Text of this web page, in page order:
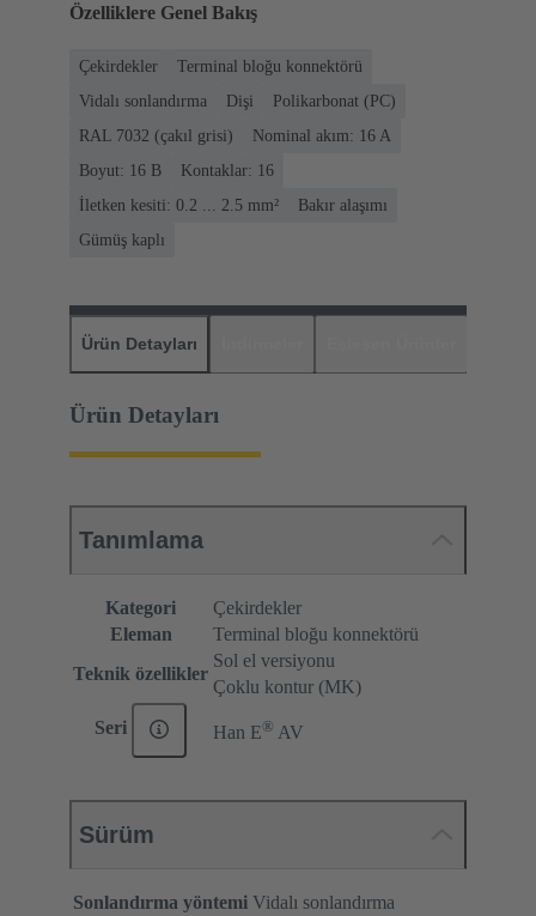
Özelliklere Genel Bakış
Çekirdekler
Terminal bloğu konnektörü
Vidalı sonlandırma
Dişi
Polikarbonat (PC)
RAL 7032 (çakıl grisi)
Nominal akım: ‌16 A
Boyut: 16 B
Kontaklar: 16
İletken kesiti: 0.2 ... 2.5 mm²
Bakır alaşımı
Gümüş kaplı
Ürün Detayları
Ürün Detayları
Tanımlama
Kategori
Çekirdekler
Eleman
Terminal bloğu konnektörü
Teknik özellikler
Sol el versiyonu
Çoklu kontur (MK)
Seri Han E® AV
Sürüm
Sonlandırma yöntemi Vidalı sonlandırma